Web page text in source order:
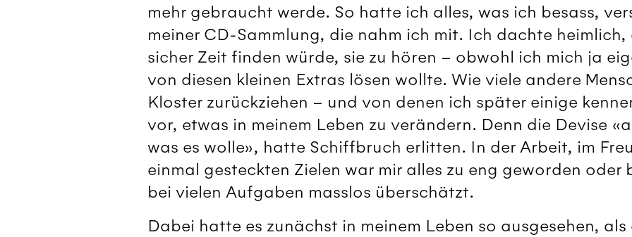
mehr gebraucht werde. So hatte ich alles, was ich besass,
meiner CD-Sammlung, die nahm ich mit. Ich dachte heimlich,
sicher Zeit finden würde, sie zu hören – obwohl ich mich ja
von diesen kleinen Extras lösen wollte. Wie viele andere
Kloster zurückziehen – und von denen ich später einige
vor, etwas in meinem Leben zu verändern. Denn die Devise
was es wolle», hatte Schiffbruch erlitten. In der Arbeit, im
einmal gesteckten Zielen war mir alles zu eng geworden oder
bei vielen Aufgaben masslos überschätzt.
Dabei hatte es zunächst in meinem Leben so ausgesehen,